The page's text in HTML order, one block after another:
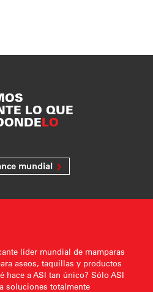
LO QUE
LO
mundial
líder mundial de mamparas
aseos, taquillas y productos
hace a ASI tan único? Sólo ASI
soluciones totalmente